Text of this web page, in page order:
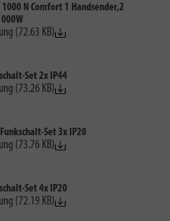
1000 N Comfort 1 Handsender,2
(72.63 KB)
Set 2x IP44
(73.26 KB)
Set 3x IP20
(73.76 KB)
Set 4x IP20
(72.19 KB)